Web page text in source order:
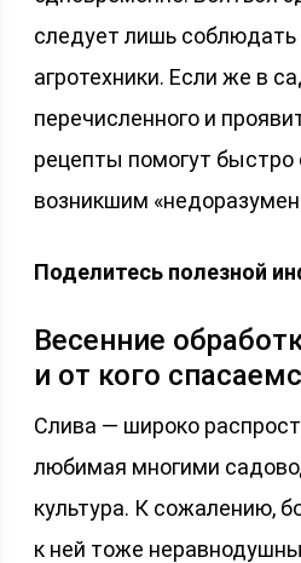
следует лишь соблюдать
агротехники. Если же в
перечисленного и
рецепты помогут быстро
возникшим
Поделитесь полезной
Весенние
и от кого
Слива — широко
любимая многими
культура. К сожалению,
к ней тоже